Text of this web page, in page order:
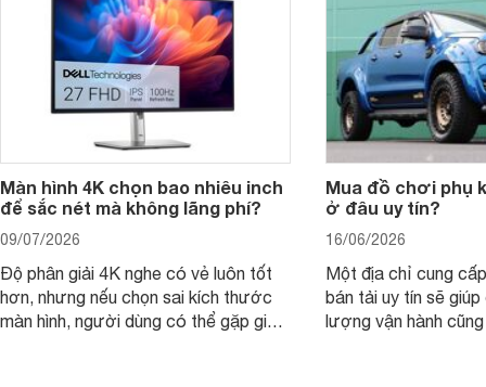
Màn hình 4K chọn bao nhiêu inch
để sắc nét mà không lãng phí?
09/07/2026
Độ phân giải 4K nghe có vẻ luôn tốt
hơn, nhưng nếu chọn sai kích thước
màn hình, người dùng có thể gặp giao
Mua đồ chơi phụ
ở đâu uy tín?
16/06/2026
Một địa chỉ cung
bán tải uy tín sẽ
lượng vận hành